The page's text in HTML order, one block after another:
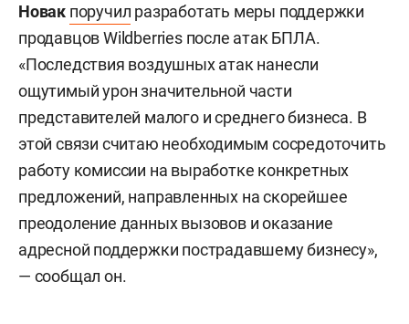
Новак поручил разработать меры поддержки
продавцов Wildberries после атак БПЛА.
«Последствия воздушных атак нанесли
ощутимый урон значительной части
представителей малого и среднего бизнеса. В
этой связи считаю необходимым сосредоточить
работу комиссии на выработке конкретных
предложений, направленных на скорейшее
преодоление данных вызовов и оказание
адресной поддержки пострадавшему бизнесу»,
— сообщал он.